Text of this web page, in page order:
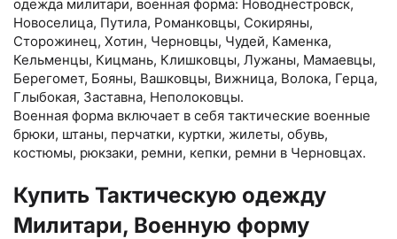
одежда милитари, военная форма: Новоднестровск,
Новоселица, Путила, Романковцы, Сокиряны,
Сторожинец, Хотин, Черновцы, Чудей, Каменка,
Кельменцы, Кицмань, Клишковцы, Лужаны, Мамаевцы,
Берегомет, Бояны, Вашковцы, Вижница, Волока, Герца,
Глыбокая, Заставна, Неполоковцы.
Военная форма включает в себя тактические военные
брюки, штаны, перчатки, куртки, жилеты, обувь,
костюмы, рюкзаки, ремни, кепки, ремни в Черновцах.
Купить Тактическую одежду
Милитари, Военную форму